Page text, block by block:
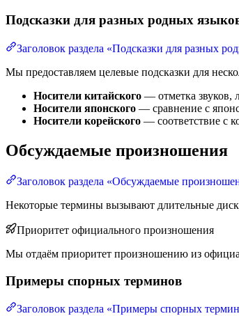
Подсказки для разных родных
Заголовок раздела «Подсказки для разных
Мы предоставляем целевые подсказки для
Носители китайского — отметка звуков,
Носители японского — сравнение с
Носители корейского — соответствие с
Обсуждаемые произношения
Заголовок раздела «Обсуждаемые
Некоторые термины вызывают длительные
Приоритет официального произношения
Мы отдаём приоритет произношению из
Примеры спорных терминов
Заголовок раздела «Примеры спорных